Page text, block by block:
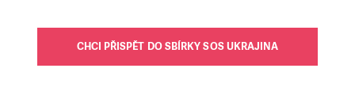
CHCI PŘISPĚT DO SBÍRKY SOS UKRAJINA